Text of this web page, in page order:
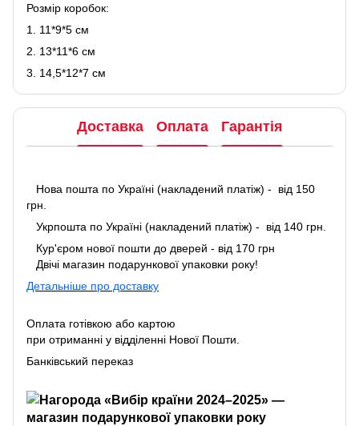
Розмір коробок:
1. 11*9*5 см
2. 13*11*6 см
3. 14,5*12*7 см
Доставка Оплата Гарантія
Нова пошта по Україні (накладений платіж) - від 150
грн.
Укрпошта по Україні (накладений платіж) - від 140 грн.
Кур'єром нової пошти до дверей - від 170 грн
Двічі магазин подарункової упаковки року!
Детальніше про доставку
Оплата готівкою або картою
при отриманні у відділенні Нової Пошти.
Банківський переказ